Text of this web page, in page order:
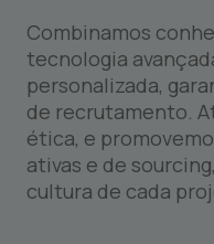
Combinamos
tecnologia
personalizada,
de recrutamento.
ética, e
ativas e de
cultura de cada